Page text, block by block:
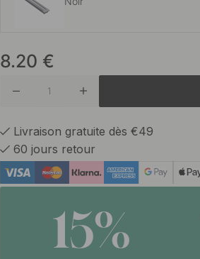
8.20 €
Livraison gratuite dès €49
60 jours retour
15%